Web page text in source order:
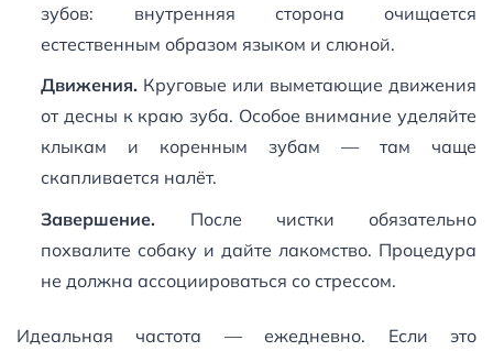
зубов: внутренняя сторона очищается
естественным образом языком и слюной.
Движения. Круговые или выметающие движения
от десны к краю зуба. Особое внимание уделяйте
клыкам и коренным зубам — там чаще
скапливается налёт.
Завершение. После чистки обязательно
похвалите собаку и дайте лакомство. Процедура
не должна ассоциироваться со стрессом.
Идеальная частота — ежедневно. Если это